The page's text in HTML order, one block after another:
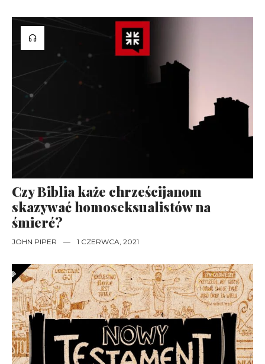
Czy Biblia każe chrześcijanom
skazywać homoseksualistów na
śmierć?
JOHN PIPER — 1 CZERWCA, 2021